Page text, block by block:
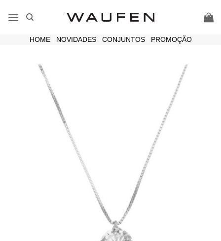
HOME| NOVIDADES| CONJUNTOS| PROMOÇÃO